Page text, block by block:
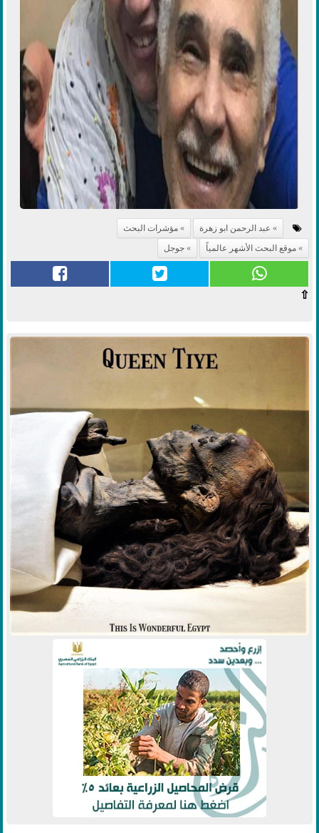
عبد الرحمن ابو زهرة
مؤشرات البحث
موقع البحث الأشهر عالمياً
جوجل
⇧